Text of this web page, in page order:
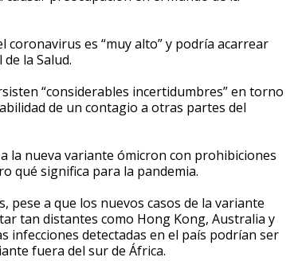
es “muy alto” y podría acarrear
la Salud.
“considerables incertidumbres” en torno
de un contagio a otras partes del
la nueva variante ómicron con prohibiciones
qué significa para la pandemia.
a que los nuevos casos de la variante
tan distantes como Hong Kong, Australia y
infecciones detectadas en el país podrían ser
fuera del sur de África.